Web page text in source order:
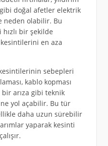
doğal afetler elektrik
neden olabilir. Bu
bir şekilde
en aza
sebepleri
kablo kopması
bir arıza gibi teknik
yol açabilir. Bu tür
daha uzun sürebilir
yaparak kesinti